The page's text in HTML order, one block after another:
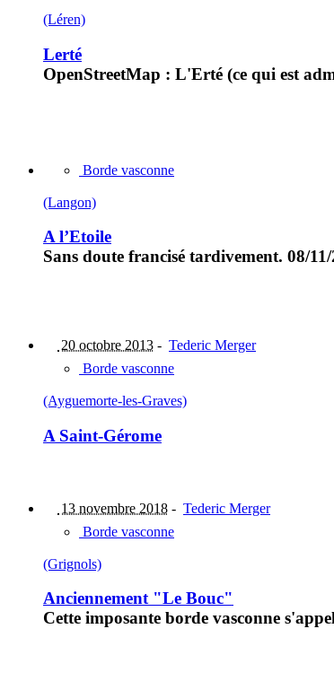
(Léren)
Lerté
OpenStreetMap : L'Erté (ce qui est
Borde vasconne
(Langon)
A l’Etoile
Sans doute francisé tardivement. 08/
20 octobre 2013 - Tederic Merger
Borde vasconne
(Ayguemorte-les-Graves)
A Saint-Gérome
13 novembre 2018 - Tederic Merger
Borde vasconne
(Grignols)
Anciennement "Le Bouc"
Cette imposante borde vasconne